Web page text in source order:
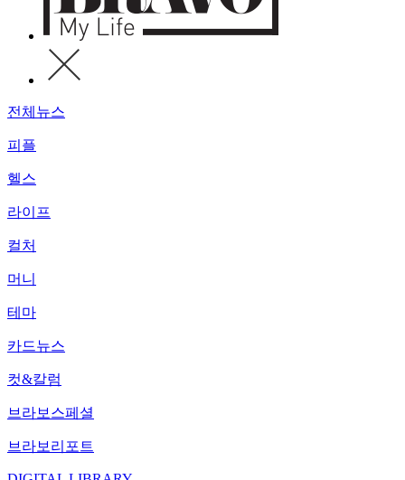
전체뉴스
피플
헬스
라이프
컬처
머니
테마
카드뉴스
컷&칼럼
브라보스페셜
브라보리포트